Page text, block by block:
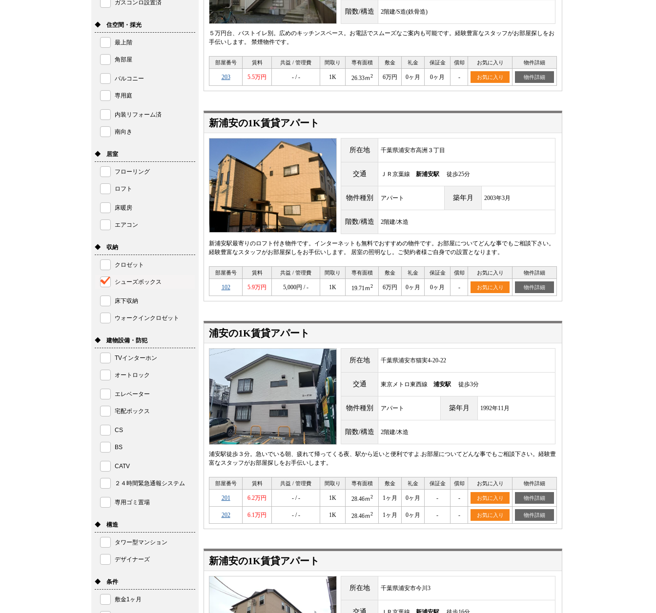
階数/構造 2階建/S造(鉄骨造)
５万円台、バストイレ別。広めのキッチンスペース。お電話でスムーズなご案内も可能です。経験豊富なスタッフがお部屋探しをお
手伝いします。 禁煙物件です。
部屋番号 賃料 共益 / 管理費 間取り 専有面積 敷金 礼金 保証金 償却 お気に入り 物件詳細
203 5.5万円 - / - 1K 26.33ｍ2 6万円 0ヶ月 0ヶ月 - お気に入り 物件詳細
新浦安の1K賃貸アパート
所在地 千葉県浦安市高洲３丁目
交通 ＪＲ京葉線 新浦安駅 徒歩25分
物件種別 アパート 築年月 2003年3月
階数/構造 2階建/木造
新浦安駅最寄りのロフト付き物件です。インターネットも無料でおすすめの物件です。お部屋についてどんな事でもご相談下さい。
経験豊富なスタッフがお部屋探しをお手伝いします。 居室の照明なし。ご契約者様ご自身での設置となります。
部屋番号 賃料 共益 / 管理費 間取り 専有面積 敷金 礼金 保証金 償却 お気に入り 物件詳細
102 5.9万円 5,000円 / - 1K 19.71ｍ2 6万円 0ヶ月 0ヶ月 - お気に入り 物件詳細
浦安の1K賃貸アパート
所在地 千葉県浦安市猫実4-20-22
交通 東京メトロ東西線 浦安駅 徒歩3分
物件種別 アパート 築年月 1992年11月
階数/構造 2階建/木造
浦安駅徒歩３分。急いでいる朝、疲れて帰ってくる夜、駅から近いと便利ですよ.お部屋についてどんな事でもご相談下さい。経験豊
富なスタッフがお部屋探しをお手伝いします。
部屋番号 賃料 共益 / 管理費 間取り 専有面積 敷金 礼金 保証金 償却 お気に入り 物件詳細
201 6.2万円 - / - 1K 28.46ｍ2 1ヶ月 0ヶ月 - - お気に入り 物件詳細
202 6.1万円 - / - 1K 28.46ｍ2 1ヶ月 0ヶ月 - - お気に入り 物件詳細
新浦安の1K賃貸アパート
所在地 千葉県浦安市今川3
ガスコンロ設置済
◆ 住空間・採光
最上階
角部屋
バルコニー
専用庭
内装リフォーム済
南向き
◆ 居室
フローリング
ロフト
床暖房
エアコン
◆ 収納
クロゼット
シューズボックス
床下収納
ウォークインクロゼット
◆ 建物設備・防犯
TVインターホン
オートロック
エレベーター
宅配ボックス
CS
BS
CATV
２４時間緊急通報システム
専用ゴミ置場
◆ 構造
タワー型マンション
デザイナーズ
◆ 条件
敷金1ヶ月